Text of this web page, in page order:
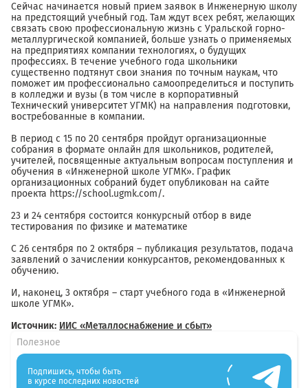
Сейчас начинается новый прием заявок в Инженерную школу
на предстоящий учебный год. Там ждут всех ребят, желающих
связать свою профессиональную жизнь с Уральской горно-
металлургической компанией, больше узнать о применяемых
на предприятиях компании технологиях, о будущих
профессиях. В течение учебного года школьники
существенно подтянут свои знания по точным наукам, что
поможет им профессионально самоопределиться и поступить
в колледжи и вузы (в том числе в корпоративный
Технический университет УГМК) на направления подготовки,
востребованные в компании.
В период с 15 по 20 сентября пройдут организационные
собрания в формате онлайн для школьников, родителей,
учителей, посвященные актуальным вопросам поступления и
обучения в «Инженерной школе УГМК». График
организационных собраний будет опубликован на сайте
проекта https://school.ugmk.com/.
23 и 24 сентября состоится конкурсный отбор в виде
тестирования по физике и математике
С 26 сентября по 2 октября – публикация результатов, подача
заявлений о зачислении конкурсантов, рекомендованных к
обучению.
И, наконец, 3 октября – старт учебного года в «Инженерной
школе УГМК».
Источник: ИИС «Металлоснабжение и сбыт»
Полезное
Подпишись, чтобы быть
в курсе последних новостей